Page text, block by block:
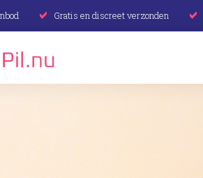
Gratis en discreet verzonden